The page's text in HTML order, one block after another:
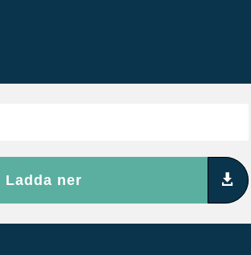
Ladda ner